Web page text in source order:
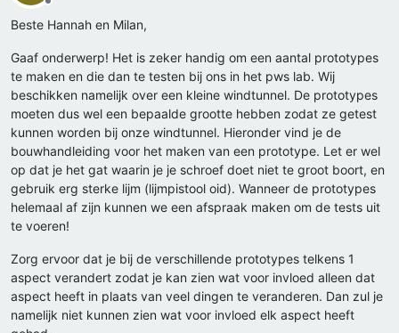
Offline
Beste Hannah en Milan,
Gaaf onderwerp! Het is zeker handig om een aantal prototypes
te maken en die dan te testen bij ons in het pws lab. Wij
beschikken namelijk over een kleine windtunnel. De prototypes
moeten dus wel een bepaalde grootte hebben zodat ze getest
kunnen worden bij onze windtunnel. Hieronder vind je de
bouwhandleiding voor het maken van een prototype. Let er wel
op dat je het gat waarin je je schroef doet niet te groot boort, en
gebruik erg sterke lijm (lijmpistool oid). Wanneer de prototypes
helemaal af zijn kunnen we een afspraak maken om de tests uit
te voeren!
Zorg ervoor dat je bij de verschillende prototypes telkens 1
aspect verandert zodat je kan zien wat voor invloed alleen dat
aspect heeft in plaats van veel dingen te veranderen. Dan zul je
namelijk niet kunnen zien wat voor invloed elk aspect heeft